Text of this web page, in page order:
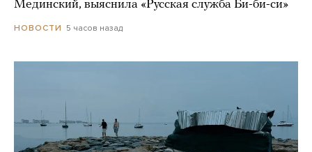
Мединский, выяснила «Русская служба Би-би-си»
НОВОСТИ 5 часов назад